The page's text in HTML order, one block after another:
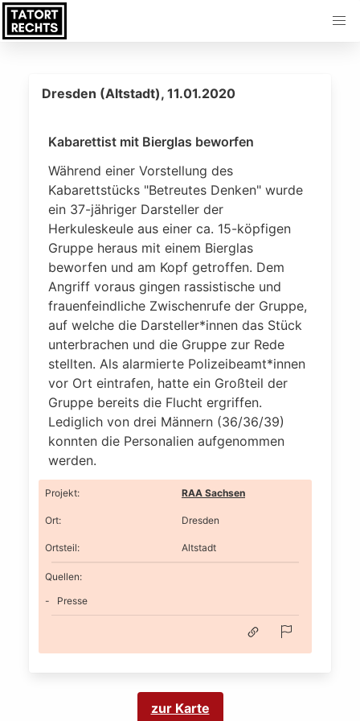
Dresden (Altstadt), 11.01.2020
Kabarettist mit Bierglas beworfen
Während einer Vorstellung des
Kabarettstücks "Betreutes Denken" wurde
ein 37-jähriger Darsteller der
Herkuleskeule aus einer ca. 15-köpfigen
Gruppe heraus mit einem Bierglas
beworfen und am Kopf getroffen. Dem
Angriff voraus gingen rassistische und
frauenfeindliche Zwischenrufe der Gruppe,
auf welche die Darsteller*innen das Stück
unterbrachen und die Gruppe zur Rede
stellten. Als alarmierte Polizeibeamt*innen
vor Ort eintrafen, hatte ein Großteil der
Gruppe bereits die Flucht ergriffen.
Lediglich von drei Männern (36/36/39)
konnten die Personalien aufgenommen
werden.
Projekt: RAA Sachsen
Ort: Dresden
Ortsteil: Altstadt
Quellen:
Presse
zur Karte